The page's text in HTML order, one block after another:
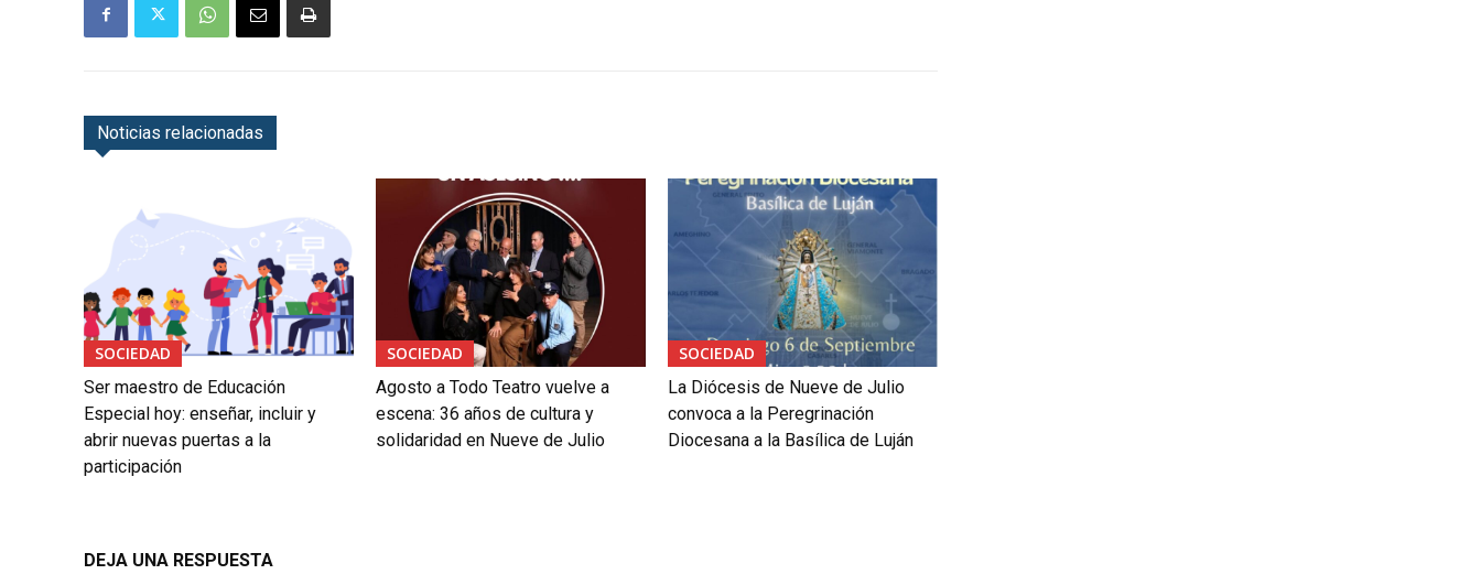
Noticias relacionadas
SOCIEDAD
Ser maestro de Educación
Especial hoy: enseñar, incluir y
abrir nuevas puertas a la
participación
SOCIEDAD
Agosto a Todo Teatro vuelve a
escena: 36 años de cultura y
solidaridad en Nueve de Julio
SOCIEDAD
La Diócesis de Nueve de Julio
convoca a la Peregrinación
Diocesana a la Basílica de Luján
DEJA UNA RESPUESTA